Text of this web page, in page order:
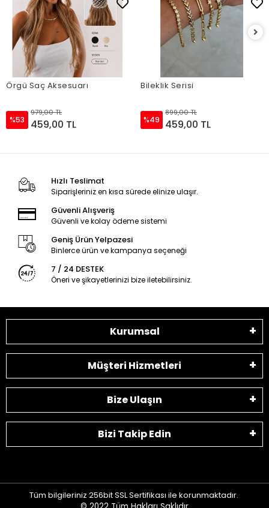
Örgü Saç Aksesuarı
%53
979,00 TL
459,00 TL
Bileklik Serisi
%49
899,00 TL
459,00 TL
Hızlı Teslimat
Siparişleriniz en kısa sürede elinize ulaşır.
Güvenli Alışveriş
Güvenli ve kolay ödeme sistemi
Geniş Ürün Yelpazesi
Binlerce ürün ve kampanya seçeneği
7 / 24 DESTEK
Öneri ve şikayetlerinizi bize iletebilirsiniz.
Kurumsal
Müşteri Hizmetleri
Bize Ulaşın
Bizi Takip Edin
Tüm bilgileriniz 256bit SSL Sertifikası ile korunmaktadır.